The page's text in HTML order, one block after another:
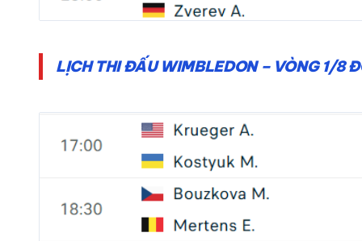
LỊCH THI ĐẤU WIMBLEDON – VÒNG 1/8